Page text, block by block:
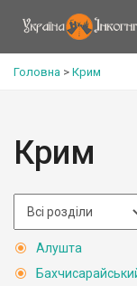
Головна > Крим
Крим
Алушта